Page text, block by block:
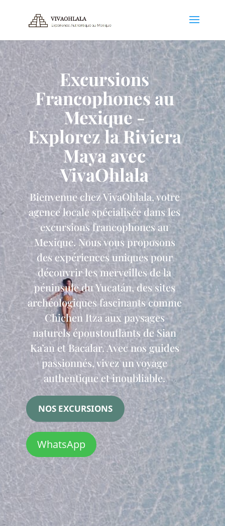
Excursions
Francophones au
Mexique -
Explorez la Riviera
Maya avec
VivaOhlala
Bienvenue chez VivaOhlala, votre
agence locale spécialisée dans les
excursions francophones au
Mexique. Nous vous proposons
des expériences uniques pour
découvrir les merveilles de la
péninsule du Yucatán, des sites
archéologiques fascinants comme
Chichen Itza aux paysages
naturels époustouflants de Sian
Ka’an et Bacalar. Avec nos guides
passionnés, vivez un voyage
authentique et inoubliable.
NOS EXCURSIONS
WhatsApp